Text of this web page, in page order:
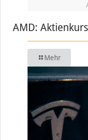
AMD:
Mehr